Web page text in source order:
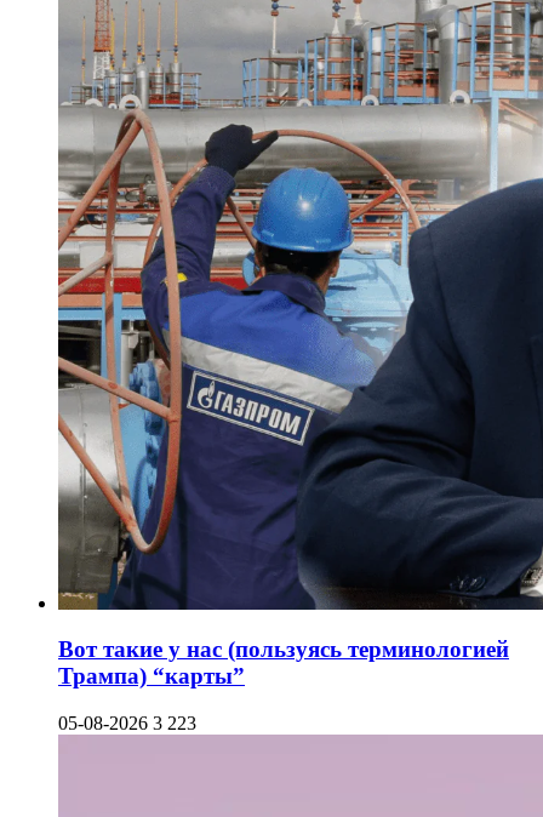
Вот такие у нас (пользуясь терминологией
Трампа) “карты”
05-08-2026 3 223